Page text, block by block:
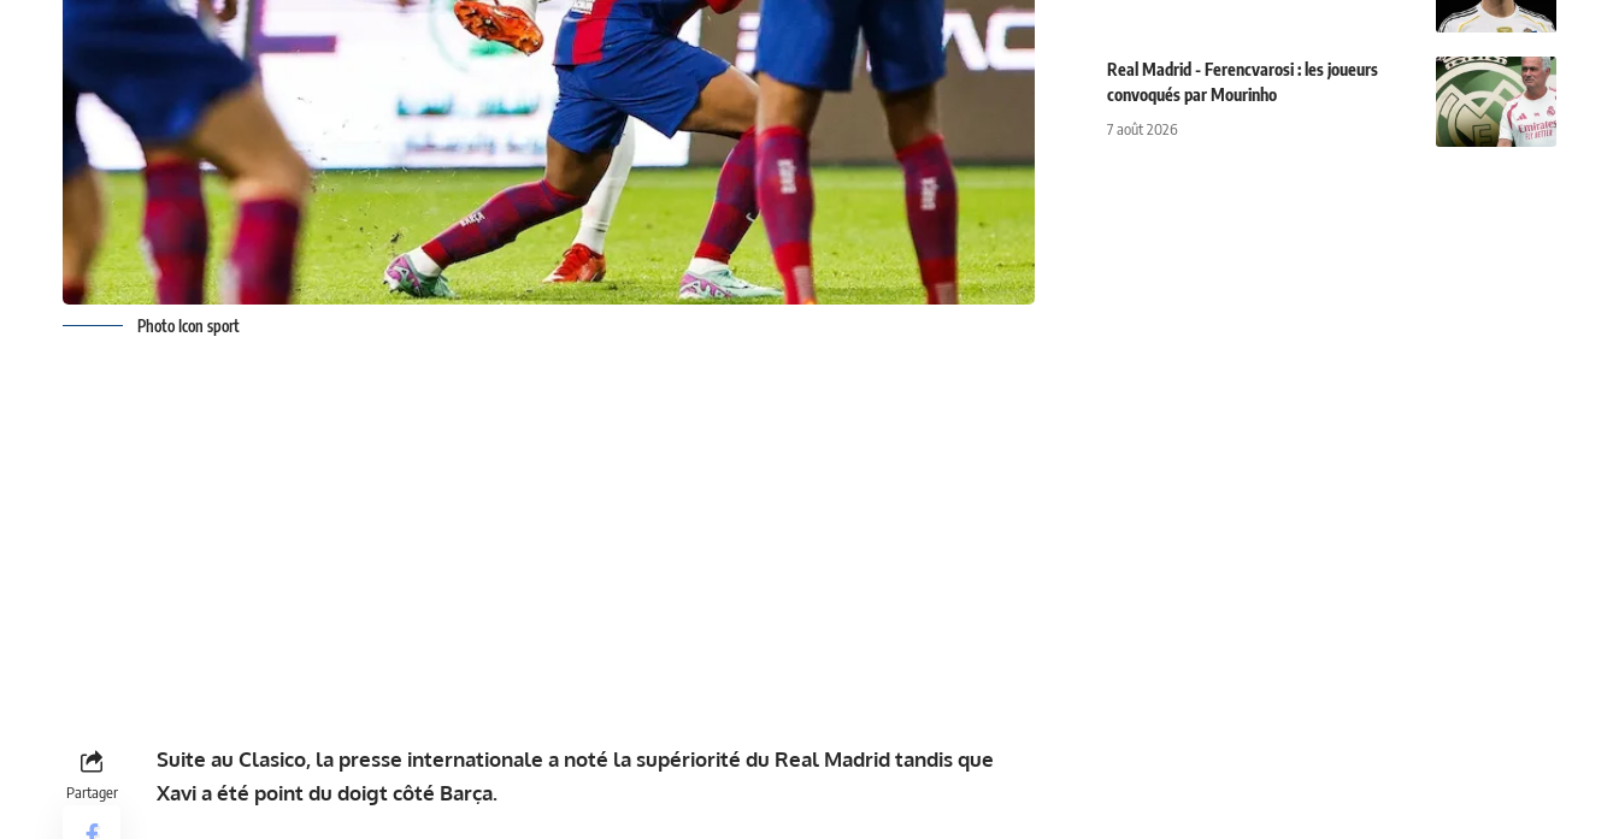
Photo Icon sport
Partager
Suite au Clasico, la presse internationale a noté la supériorité du Real Madrid tandis que
Xavi a été point du doigt côté Barça.
Real Madrid - Ferencvarosi : les joueurs
convoqués par Mourinho
7 août 2026